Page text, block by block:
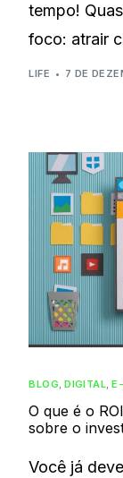
tempo!
foco: atrair
LIFE 7 DE
BLOG,DIGITAL,
O que é o
sobre o
Você já